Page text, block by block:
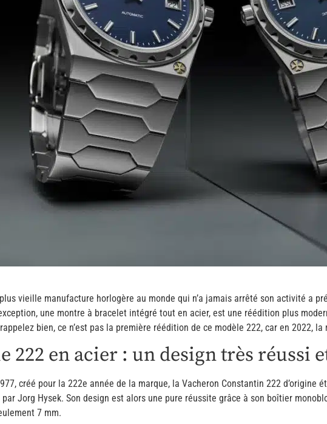
vieille manufacture horlogère au monde qui n’a jamais arrêté son activité a
une montre à bracelet intégré tout en acier, est une réédition plus
bien, ce n’est pas la première réédition de ce modèle 222, car en 2022,
222 en acier : un design très réussi
créé pour la 222e année de la marque, la Vacheron Constantin 222
par Jorg Hysek. Son design est alors une pure réussite grâce à son boîtier
7 mm.